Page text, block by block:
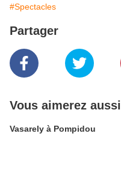
#Spectacles
Partager
Vous aimerez aussi
Vasarely à Pompidou